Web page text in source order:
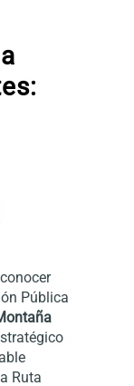
Pública
Ruta